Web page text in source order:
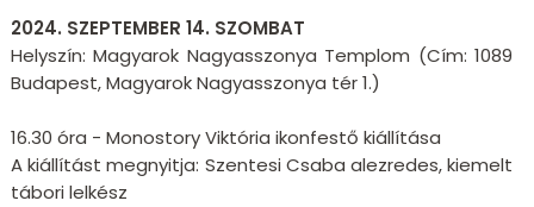
2024. SZEPTEMBER 14. SZOMBAT
Helyszín: Magyarok Nagyasszonya Templom (Cím: 1089
Budapest, Magyarok Nagyasszonya tér 1.)
16.30 óra - Monostory Viktória ikonfestő kiállítása
A kiállítást megnyitja: Szentesi Csaba alezredes, kiemelt
tábori lelkész